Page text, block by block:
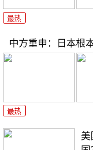
最热
中方重申：日本根
最热
美